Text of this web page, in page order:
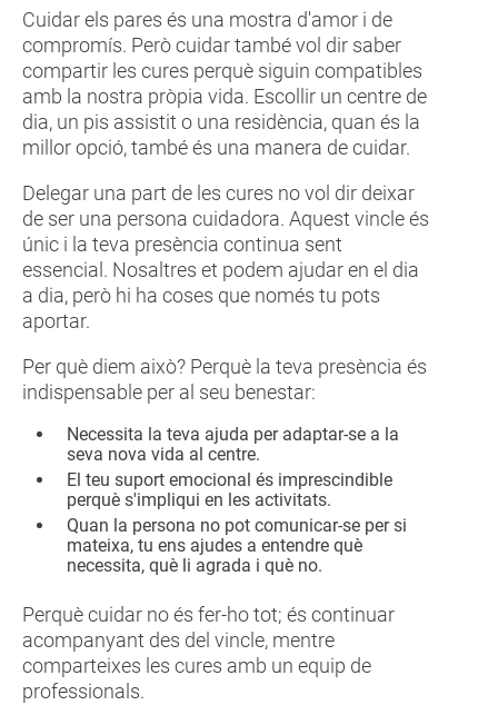
Cuidar els pares és una mostra d'amor i de
compromís. Però cuidar també vol dir saber
compartir les cures perquè siguin compatibles
amb la nostra pròpia vida. Escollir un centre de
dia, un pis assistit o una residència, quan és la
millor opció, també és una manera de cuidar.
Delegar una part de les cures no vol dir deixar
de ser una persona cuidadora. Aquest vincle és
únic i la teva presència continua sent
essencial. Nosaltres et podem ajudar en el dia
a dia, però hi ha coses que només tu pots
aportar.
Per què diem això? Perquè la teva presència és
indispensable per al seu benestar:
Necessita la teva ajuda per adaptar-se a la
seva nova vida al centre.
El teu suport emocional és imprescindible
perquè s'impliqui en les activitats.
Quan la persona no pot comunicar-se per si
mateixa, tu ens ajudes a entendre què
necessita, què li agrada i què no.
Perquè cuidar no és fer-ho tot; és continuar
acompanyant des del vincle, mentre
comparteixes les cures amb un equip de
professionals.